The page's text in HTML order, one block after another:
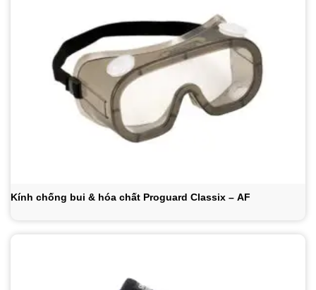
Kính chống bui & hóa chất Proguard Classix – AF